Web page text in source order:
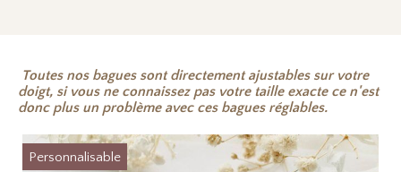
Toutes nos bagues sont directement ajustables sur votre
doigt, si vous ne connaissez pas votre taille exacte ce n'est
donc plus un problème avec ces bagues réglables.
Personnalisable